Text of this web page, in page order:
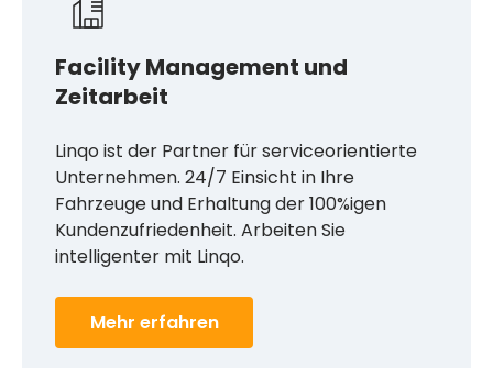
Facility Management und
Zeitarbeit
Linqo ist der Partner für serviceorientierte
Unternehmen. 24/7 Einsicht in Ihre
Fahrzeuge und Erhaltung der 100%igen
Kundenzufriedenheit. Arbeiten Sie
intelligenter mit Linqo.
Mehr erfahren